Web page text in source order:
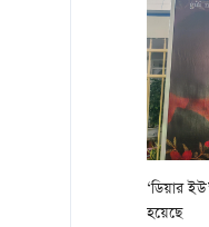
‘ডিয়ার
হয়েছে